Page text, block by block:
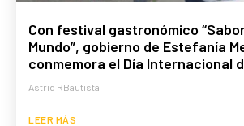
Con festival gastronómico
Mundo”, gobierno de Estefanía
conmemora el Día Internacional
Astrid RBautista
LEER MÁS